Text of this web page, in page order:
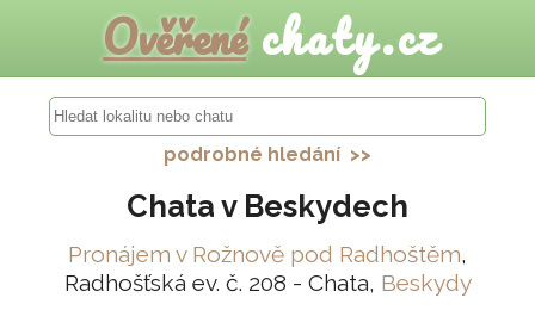
Ověřenéchaty.cz
podrobné hledání >>
Chata v Beskydech
Pronájem v Rožnově pod Radhoštěm,
Radhošťská ev. č. 208 - Chata, Beskydy